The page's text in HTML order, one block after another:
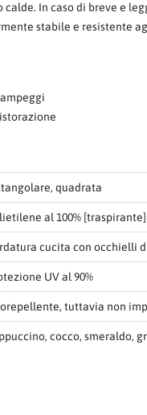
In caso di breve e
stabile e resistente
quadrata
al 100% [traspirante]
cucita con occhielli
UV al 90%
tuttavia non
cocco, smeraldo,